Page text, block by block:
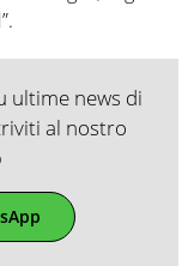
ultime news di
al nostro